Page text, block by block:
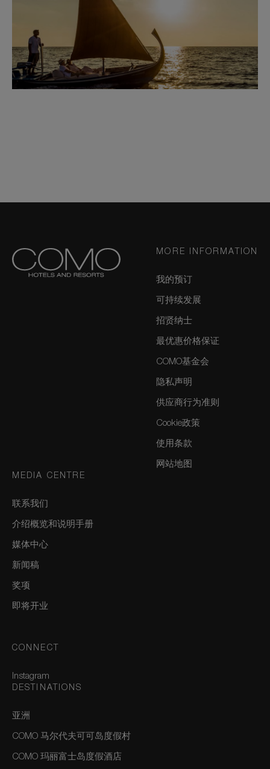
MORE INFORMATION
我的预订
可持续发展
招贤纳士
最优惠价格保证
COMO基金会
隐私声明
供应商行为准则
Cookie政策
使用条款
网站地图
MEDIA CENTRE
联系我们
介绍概览和说明手册
媒体中心
新闻稿
奖项
即将开业
CONNECT
Instagram
DESTINATIONS
亚洲
COMO 马尔代夫可可岛度假村
COMO 玛丽富士岛度假酒店